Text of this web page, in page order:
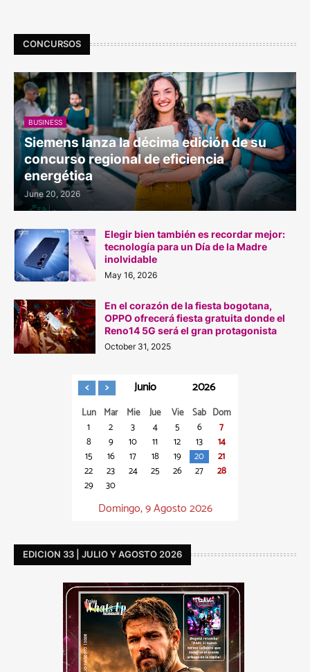
CONCURSOS
BUSINESS
Siemens lanza la décima edición de su
concurso regional de eficiencia
energética
June 20, 2026
Elegir bien también es recordar mejor:
tecnología para un Día de la Madre
inolvidable
May 16, 2026
En el corazón de la fiesta bogotana,
OPPO ofrecerá fiesta gratuita donde el
Reno14 5G será el gran protagonista
October 31, 2025
Junio 2026
Lun Mar Mie Jue Vie Sab Dom
1
2 3 4 5 6
7
8
9 10 11 12 13
14
15
16 17 18 19 20
21
22
23 24 25 26 27
28
29
30
Domingo, 9 Agosto 2026
EDICION 33 | JULIO Y AGOSTO 2026